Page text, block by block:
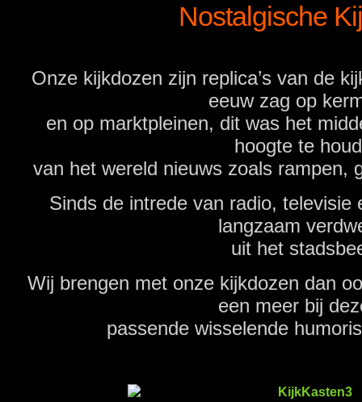
Nostalgische
Onze kijkdozen zijn replica’s van de
eeuw zag op
en op marktpleinen, dit was het
hoogte te
van het wereld nieuws zoals rampen,
Sinds de intrede van radio, televisie
langzaam
uit het
Wij brengen met onze kijkdozen dan
een meer bij
passende wisselende